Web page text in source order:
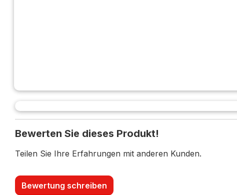
Bewerten Sie dieses Produkt!
Teilen Sie Ihre Erfahrungen mit anderen Kunden.
Bewertung schreiben